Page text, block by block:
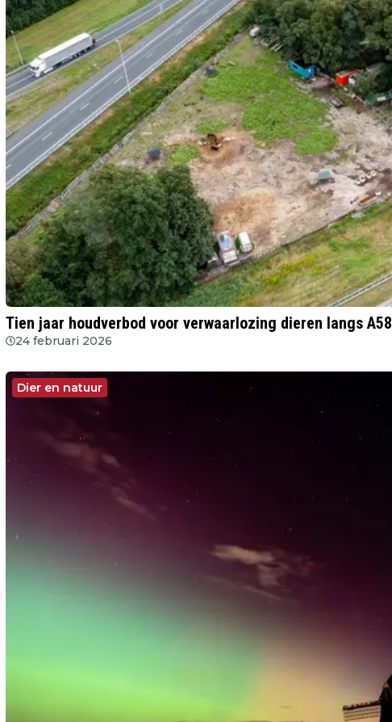
Tien jaar houdverbod voor verwaarlozing dieren langs A58
24 februari 2026
Dier en natuur